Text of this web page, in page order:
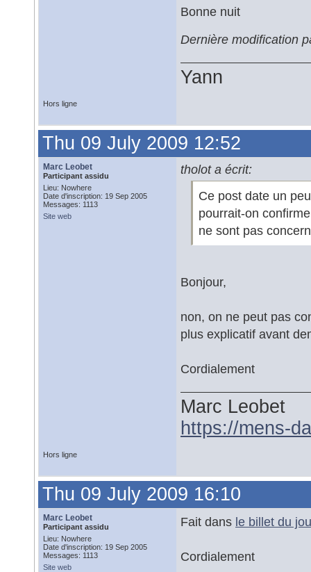
Bonne nuit
Dernière modification
Yann
Hors ligne
Thu 09 July 2009 12:52
Marc Leobet
Participant assidu
Lieu: Nowhere
Date d'inscription: 19 Sep 2005
Messages: 1113
Site web
tholot a écrit:
Ce post date un
pourrait-on
ne sont pas
Bonjour,
non, on ne peut pas
plus explicatif avant
Cordialement
Marc Leobet
https://mens-
Hors ligne
Thu 09 July 2009 16:10
Marc Leobet
Participant assidu
Lieu: Nowhere
Date d'inscription: 19 Sep 2005
Messages: 1113
Site web
Fait dans le billet du
Cordialement